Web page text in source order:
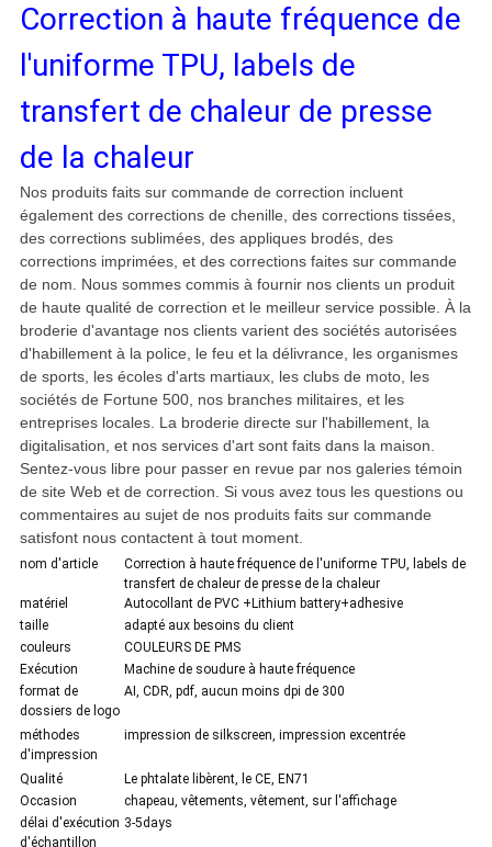
Correction à haute fréquence de
l'uniforme TPU, labels de
transfert de chaleur de presse
de la chaleur
Nos produits faits sur commande de correction incluent
également des corrections de chenille, des corrections tissées,
des corrections sublimées, des appliques brodés, des
corrections imprimées, et des corrections faites sur commande
de nom. Nous sommes commis à fournir nos clients un produit
de haute qualité de correction et le meilleur service possible. À la
broderie d'avantage nos clients varient des sociétés autorisées
d'habillement à la police, le feu et la délivrance, les organismes
de sports, les écoles d'arts martiaux, les clubs de moto, les
sociétés de Fortune 500, nos branches militaires, et les
entreprises locales. La broderie directe sur l'habillement, la
digitalisation, et nos services d'art sont faits dans la maison.
Sentez-vous libre pour passer en revue par nos galeries témoin
de site Web et de correction. Si vous avez tous les questions ou
commentaires au sujet de nos produits faits sur commande
satisfont nous contactent à tout moment.
nom d'article
Correction à haute fréquence de l'uniforme TPU, labels de
transfert de chaleur de presse de la chaleur
matériel
Autocollant de PVC +Lithium battery+adhesive
taille
adapté aux besoins du client
couleurs
COULEURS DE PMS
Exécution
Machine de soudure à haute fréquence
format de
dossiers de logo
AI, CDR, pdf, aucun moins dpi de 300
méthodes
d'impression
impression de silkscreen, impression excentrée
Qualité
Le phtalate libèrent, le CE, EN71
Occasion
chapeau, vêtements, vêtement, sur l'affichage
délai d'exécution
d'échantillon
3-5days